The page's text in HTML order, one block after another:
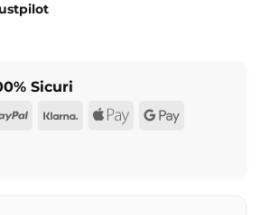
Sicuri
PayPalKlarna Apple Google